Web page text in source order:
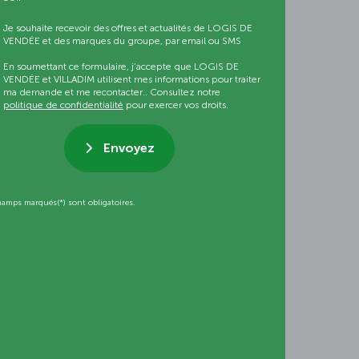
Je souhaite recevoir des offres et actualités de LOGIS DE
VENDÉE et des marques du groupe, par email ou SMS
En soumettant ce formulaire, j’accepte que LOGIS DE
VENDÉE et VILLADIM utilisent mes informations pour traiter
ma demande et me recontacter.. Consultez notre
politique de confidentialité pour exercer vos droits.
Envoyez
marqués(*) sont obligatoires.